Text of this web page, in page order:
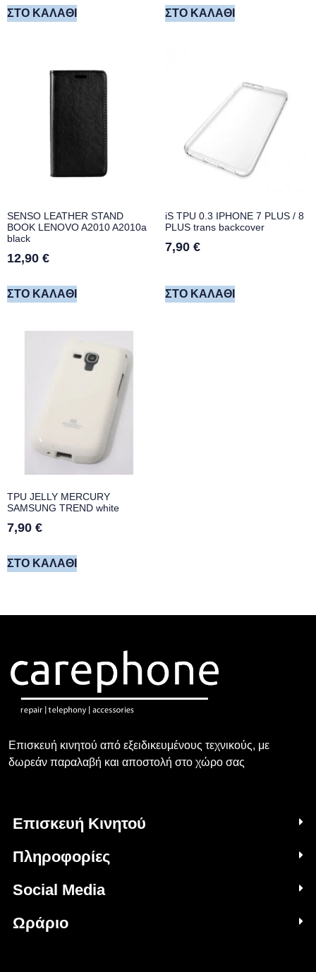
ΣΤΟ ΚΑΛΆΘΙ ΣΤΟ ΚΑΛΆΘΙ
SENSO LEATHER STAND
BOOK LENOVO A2010 A2010a
black
12,90 €
ΣΤΟ ΚΑΛΆΘΙ
iS TPU 0.3 IPHONE 7 PLUS / 8
PLUS trans backcover
7,90 €
ΣΤΟ ΚΑΛΆΘΙ
TPU JELLY MERCURY
SAMSUNG TREND white
7,90 €
ΣΤΟ ΚΑΛΆΘΙ
Επισκευή κινητού από εξειδικευμένους τεχνικούς, με
δωρεάν παραλαβή και αποστολή στο χώρο σας
Επισκευή Κινητού
Πληροφορίες
Social Media
Ωράριο